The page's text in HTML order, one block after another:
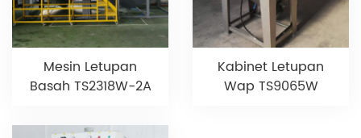
Mesin Letupan
Basah TS2318W-2A
Kabinet Letupan
Wap TS9065W